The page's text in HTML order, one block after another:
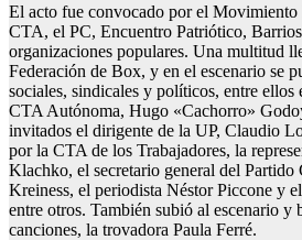
El acto fue convocado por el
CTA, el PC, Encuentro Patriótico,
organizaciones populares. Una multitud
Federación de Box, y en el escenario se
sociales, sindicales y políticos, entre ellos
CTA Autónoma, Hugo «Cachorro»
invitados el dirigente de la UP, Claudio
por la CTA de los Trabajadores, la
Klachko, el secretario general del Partido
Kreiness, el periodista Néstor Piccone y
entre otros. También subió al escenario y
canciones, la trovadora Paula Ferré.